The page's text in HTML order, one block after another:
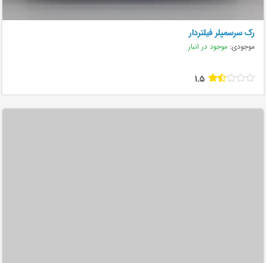
رک سرسمپلر فیلتردار
موجودی: موجود در انبار
1.5